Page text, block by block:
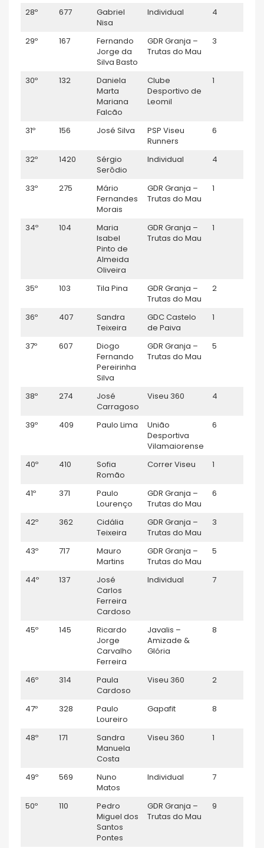
28º 677
Gabriel
Nisa
Individual 4
29º 167
Fernando
Jorge da
Silva Basto
GDR Granja –
Trutas do Mau
3
30º 132
Daniela
Marta
Mariana
Falcão
Clube
Desportivo de
Leomil
1
31º 156 José Silva
PSP Viseu
Runners
6
32º 1420
Sérgio
Serôdio
Individual 4
33º 275
Mário
Fernandes
Morais
GDR Granja –
Trutas do Mau
1
34º 104
Maria
Isabel
Pinto de
Almeida
Oliveira
GDR Granja –
Trutas do Mau
1
35º 103 Tila Pina
GDR Granja –
Trutas do Mau
2
36º 407
Sandra
Teixeira
GDC Castelo
de Paiva
1
37º 607
Diogo
Fernando
Pereirinha
Silva
GDR Granja –
Trutas do Mau
5
38º 274
José
Carragoso
Viseu 360 4
39º 409 Paulo Lima
União
Desportiva
Vilamaiorense
6
40º 410
Sofia
Romão
Correr Viseu 1
41º 371
Paulo
Lourenço
GDR Granja –
Trutas do Mau
6
42º 362
Cidália
Teixeira
GDR Granja –
Trutas do Mau
3
43º 717
Mauro
Martins
GDR Granja –
Trutas do Mau
5
44º 137
José
Carlos
Ferreira
Cardoso
Individual 7
45º 145
Ricardo
Jorge
Carvalho
Ferreira
Javalis –
Amizade &
Glória
8
46º 314
Paula
Cardoso
Viseu 360 2
47º 328
Paulo
Loureiro
Gapafit 8
48º 171
Sandra
Manuela
Costa
Viseu 360 1
49º 569
Nuno
Matos
Individual 7
50º 110
Pedro
Miguel dos
Santos
Pontes
GDR Granja –
Trutas do Mau
9